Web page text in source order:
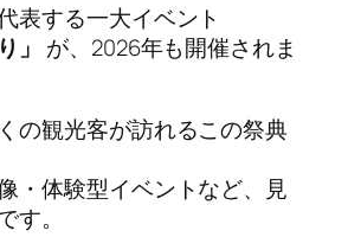
表する一大イベント
」 が、2026年も開催されま
の観光客が訪れるこの祭典
・体験型イベントなど、見
す。